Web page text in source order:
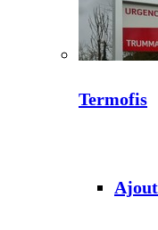
Termofis